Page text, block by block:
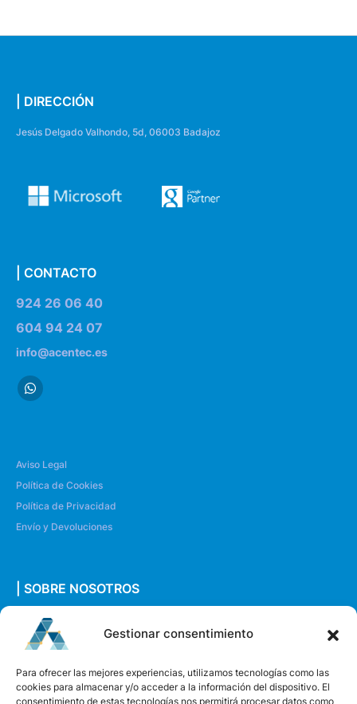
Gestionar consentimiento
Para ofrecer las mejores experiencias, utilizamos tecnologías como las
cookies para almacenar y/o acceder a la información del dispositivo. El
consentimiento de estas tecnologías nos permitirá procesar datos como
| DIRECCIÓN
Jesús Delgado Valhondo, 5d, 06003 Badajoz
| CONTACTO
924 26 06 40
604 94 24 07
info@acentec.es
Aviso Legal
Política de Cookies
Política de Privacidad
Envío y Devoluciones
| SOBRE NOSOTROS
Quiénes somos
Envíanos un mensaje